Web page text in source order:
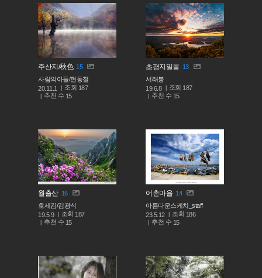
주산지/秋色 15
사람의아들/현동철
20.11.1
조회 187
추천 수 15
초평지일몰 13
서래봉
19.6.8
조회 187
추천 수 15
월출산 16
호세김/김광식
19.5.9
조회 187
추천 수 15
어촌마을 14
아름다운스케치_staff
23.5.12
조회 186
추천 수 15